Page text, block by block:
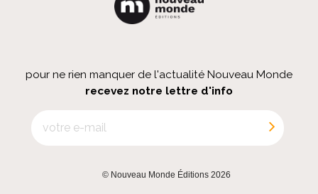
pour ne rien manquer de l'actualité Nouveau Monde
recevez notre lettre d'info
© Nouveau Monde Éditions 2026